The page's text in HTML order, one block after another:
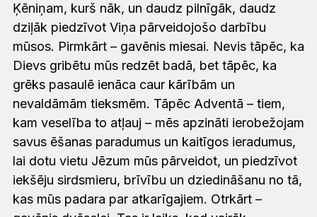
Ķēniņam, kurš nāk, un daudz pilnīgāk, daudz
dziļāk piedzīvot Viņa pārveidojošo darbību
mūsos. Pirmkārt – gavēnis miesai. Nevis tāpēc, ka
Dievs gribētu mūs redzēt badā, bet tāpēc, ka
grēks pasaulē ienāca caur kārībām un
nevaldāmām tieksmēm. Tāpēc Adventā – tiem,
kam veselība to atļauj – mēs apzināti ierobežojam
savus ēšanas paradumus un kaitīgos ieradumus,
lai dotu vietu Jēzum mūs pārveidot, un piedzīvot
iekšēju sirdsmieru, brīvību un dziedināšanu no tā,
kas mūs padara par atkarīgajiem. Otrkārt –